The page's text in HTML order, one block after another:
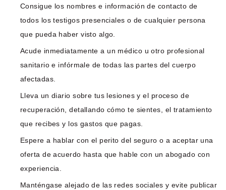
Consigue los nombres e información de contacto de
todos los testigos presenciales o de cualquier persona
que pueda haber visto algo.
Acude inmediatamente a un médico u otro profesional
sanitario e infórmale de todas las partes del cuerpo
afectadas.
Lleva un diario sobre tus lesiones y el proceso de
recuperación, detallando cómo te sientes, el tratamiento
que recibes y los gastos que pagas.
Espere a hablar con el perito del seguro o a aceptar una
oferta de acuerdo hasta que hable con un abogado con
experiencia.
Manténgase alejado de las redes sociales y evite publicar